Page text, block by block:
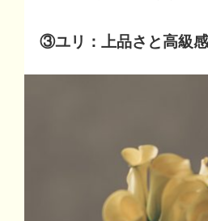
③ユリ：上品さと高級